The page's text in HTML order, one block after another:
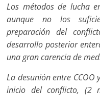
Los métodos de lucha
aunque no los
preparación del
desarrollo posterior
una gran carencia de
La desunión entre CCOO
inicio del conflicto, (2